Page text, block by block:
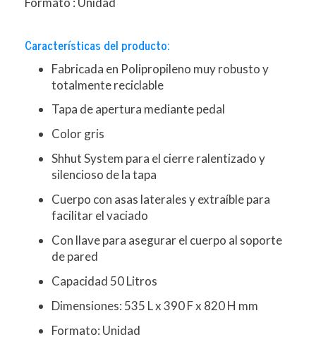
Características del producto:
Fabricada en Polipropileno muy robusto y
totalmente reciclable
Tapa de apertura mediante pedal
Color gris
Shhut System para el cierre ralentizado y
silencioso de la tapa
Cuerpo con asas laterales y extraíble para
facilitar el vaciado
Con llave para asegurar el cuerpo al soporte
de pared
Capacidad 50 Litros
Dimensiones: 535 L x 390 F x 820 H mm
Formato: Unidad